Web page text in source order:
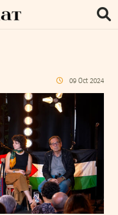
09 Oct 2024